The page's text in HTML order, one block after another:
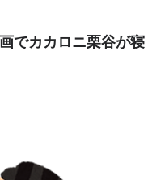
でカカロニ栗谷が寝